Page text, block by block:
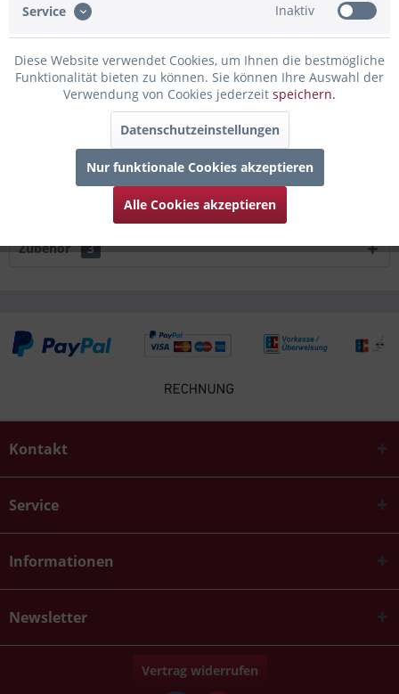
Beschreibung
mehr
Bewertungen lesen, schreiben und diskutieren...
Infos zum Hersteller
Folgende Infos zum Hersteller sind verfübar......
Zubehör 3
Kontakt
Service
Informationen
Newsletter
Vertrag widerrufen
Service Inaktiv
Diese Website verwendet Cookies, um Ihnen die bestmögliche
Funktionalität bieten zu können. Sie können Ihre Auswahl der
Verwendung von Cookies jederzeit speichern.
Datenschutzeinstellungen
Nur funktionale Cookies akzeptieren
Alle Cookies akzeptieren